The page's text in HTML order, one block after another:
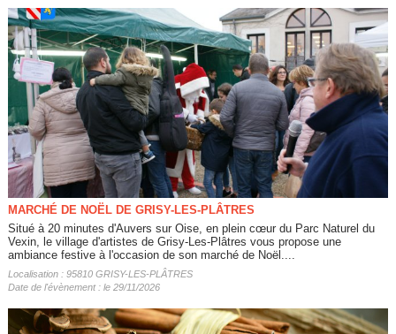
MARCHÉ DE NOËL DE GRISY-LES-PLÂTRES
Situé à 20 minutes d'Auvers sur Oise, en plein cœur du Parc Naturel du
Vexin, le village d'artistes de Grisy-Les-Plâtres vous propose une
ambiance festive à l'occasion de son marché de Noël....
Localisation : 95810 GRISY-LES-PLÂTRES
Date de l'évènement : le 29/11/2026